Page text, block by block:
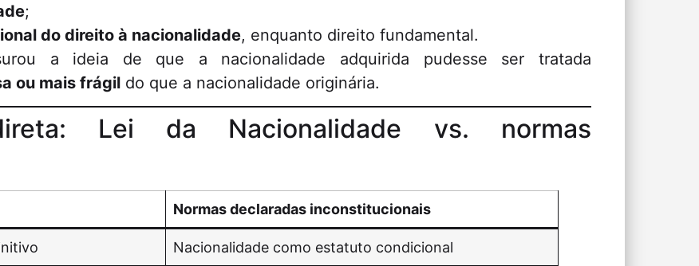
;
do direito à nacionalidade, enquanto direito fundamental.
a ideia de que a nacionalidade adquirida pudesse ser tratada
ou mais frágil do que a nacionalidade originária.
Lei da Nacionalidade vs. normas
Normas declaradas inconstitucionais
Nacionalidade como estatuto condicional